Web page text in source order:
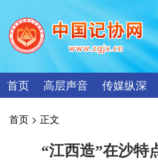
首页 高层声音 传媒纵深
首页 > 正文
“江西造”在沙特